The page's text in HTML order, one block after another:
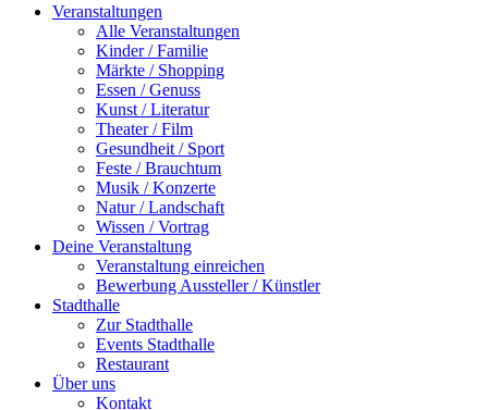
Veranstaltungen
Alle Veranstaltungen
Kinder / Familie
Märkte / Shopping
Essen / Genuss
Kunst / Literatur
Theater / Film
Gesundheit / Sport
Feste / Brauchtum
Musik / Konzerte
Natur / Landschaft
Wissen / Vortrag
Deine Veranstaltung
Veranstaltung einreichen
Bewerbung Aussteller / Künstler
Stadthalle
Zur Stadthalle
Events Stadthalle
Restaurant
Über uns
Kontakt